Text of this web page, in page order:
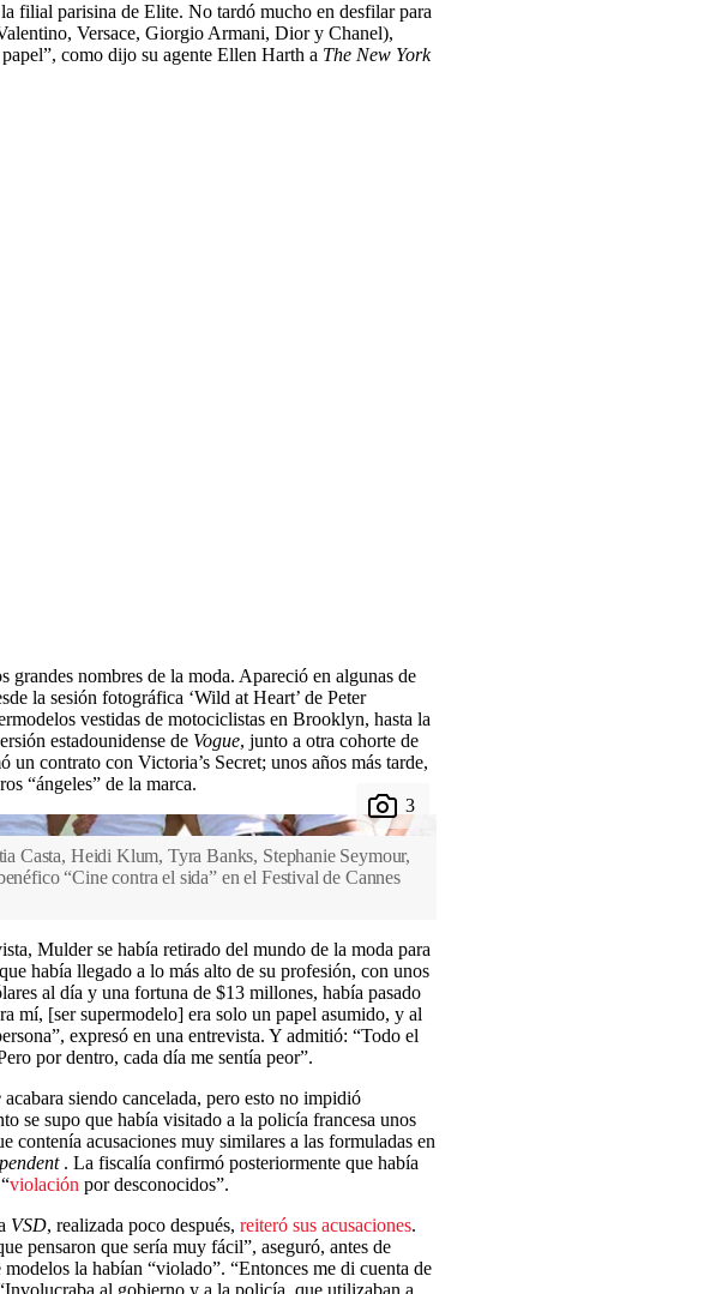
filial parisina de Elite. No tardó mucho en desfilar para
Versace, Giorgio Armani, Dior y Chanel),
como dijo su agente Ellen Harth a The New York
grandes nombres de la moda. Apareció en algunas de
la sesión fotográfica ‘Wild at Heart’ de Peter
vestidas de motociclistas en Brooklyn, hasta la
estadounidense de Vogue, junto a otra cohorte de
contrato con Victoria’s Secret; unos años más tarde,
“ángeles” de la marca.
Casta, Heidi Klum, Tyra Banks, Stephanie Seymour,
“Cine contra el sida” en el Festival de Cannes
Mulder se había retirado del mundo de la moda para
había llegado a lo más alto de su profesión, con unos
al día y una fortuna de $13 millones, había pasado
mí, [ser supermodelo] era solo un papel asumido, y al
expresó en una entrevista. Y admitió: “Todo el
por dentro, cada día me sentía peor”.
acabara siendo cancelada, pero esto no impidió
se supo que había visitado a la policía francesa unos
contenía acusaciones muy similares a las formuladas en
. La fiscalía confirmó posteriormente que había
violación por desconocidos”.
VSD, realizada poco después, reiteró sus acusaciones.
pensaron que sería muy fácil”, aseguró, antes de
la habían “violado”. “Entonces me di cuenta de
al gobierno y a la policía, que utilizaban a